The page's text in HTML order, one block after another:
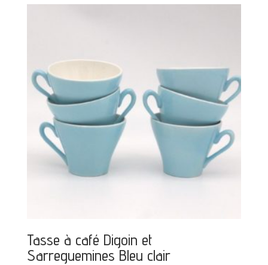
Tasse à café Digoin et
Sarreguemines Bleu clair